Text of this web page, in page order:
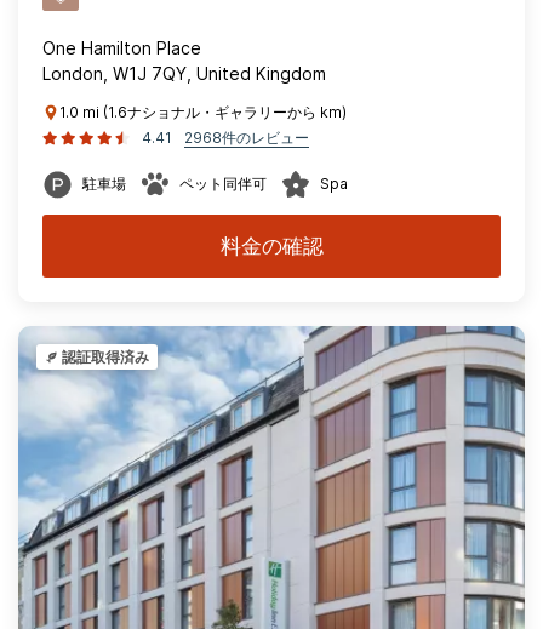
One Hamilton Place
London, W1J 7QY, United Kingdom
1.0 mi (1.6ナショナル・ギャラリーから km)
4.41
2968件のレビュー
駐車場 ペット同伴可 Spa
料金の確認
認証取得済み